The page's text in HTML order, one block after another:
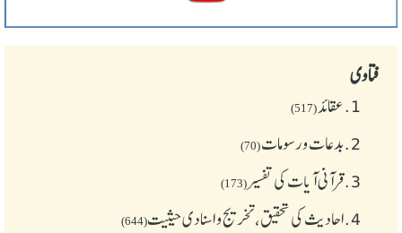
فتاوی
1. عقائد(517)
2. بدعات و رسومات(70)
3. قرآنی آیات کی تفسیر(173)
4. احادیث کی تحقیق، تخریج و اسنادی حیثیت(644)